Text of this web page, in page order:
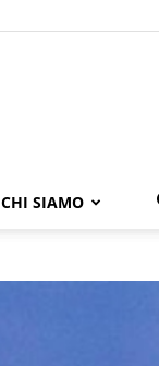
CHI SIAMO